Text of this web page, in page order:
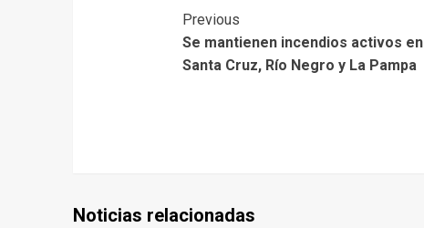
Previous
Se mantienen incendios activos en
Santa Cruz, Río Negro y La Pampa
Noticias relacionadas